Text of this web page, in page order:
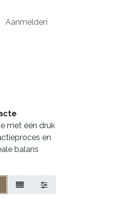
Aanmelden
met één druk
en
balans